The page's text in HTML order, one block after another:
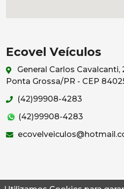
Ecovel Veículos
General Carlos Cavalcanti,
Ponta Grossa/PR - CEP
(42)99908-4283
(42)99908-4283